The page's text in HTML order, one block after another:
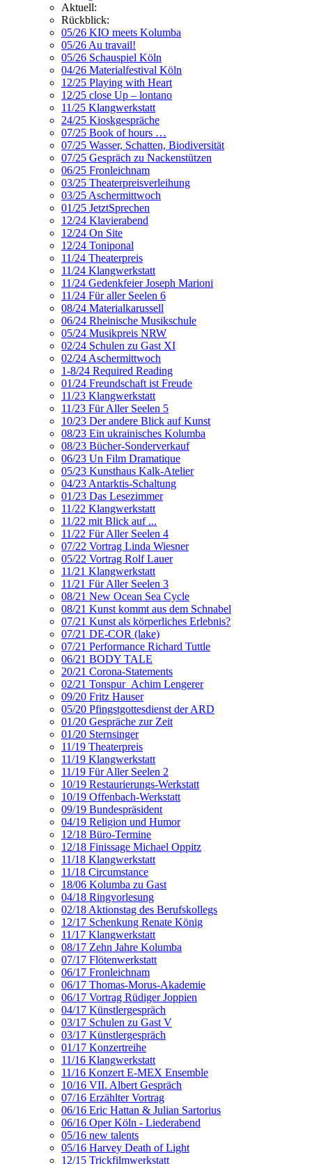
Aktuell:
Rückblick:
05/26 KIO meets Kolumba
05/26 Au travail!
05/26 Schauspiel Köln
04/26 Materialfestival Köln
12/25 Playing with Heart
12/25 close Up – lontano
11/25 Klangwerkstatt
24/25 Kioskgespräche
07/25 Book of hours …
07/25 Wasser, Schatten, Biodiversität
07/25 Gespräch zu Nackenstützen
06/25 Fronleichnam
03/25 Theaterpreisverleihung
03/25 Aschermittwoch
01/25 JetztSprechen
12/24 Klavierabend
12/24 On Site
12/24 Toniponal
11/24 Theaterpreis
11/24 Klangwerkstatt
11/24 Gedenkfeier Joseph Marioni
11/24 Für aller Seelen 6
08/24 Materialkarussell
06/24 Rheinische Musikschule
05/24 Musikpreis NRW
02/24 Schulen zu Gast XI
02/24 Aschermittwoch
1-8/24 Required Reading
01/24 Freundschaft ist Freude
11/23 Klangwerkstatt
11/23 Für Aller Seelen 5
10/23 Der andere Blick auf Kunst
08/23 Ein ukrainisches Kolumba
08/23 Bücher-Sonderverkauf
06/23 Un Film Dramatique
05/23 Kunsthaus Kalk-Atelier
04/23 Antarktis-Schaltung
01/23 Das Lesezimmer
11/22 Klangwerkstatt
11/22 mit Blick auf ...
11/22 Für Aller Seelen 4
07/22 Vortrag Linda Wiesner
05/22 Vortrag Rolf Lauer
11/21 Klangwerkstatt
11/21 Für Aller Seelen 3
08/21 New Ocean Sea Cycle
08/21 Kunst kommt aus dem Schnabel
07/21 Kunst als körperliches Erlebnis?
07/21 DE-COR (lake)
07/21 Performance Richard Tuttle
06/21 BODY TALE
20/21 Corona-Statements
02/21 Tonspur_Achim Lengerer
09/20 Fritz Hauser
05/20 Pfingstgottesdienst der ARD
01/20 Gespräche zur Zeit
01/20 Sternsinger
11/19 Theaterpreis
11/19 Klangwerkstatt
11/19 Für Aller Seelen 2
10/19 Restaurierungs-Werkstatt
10/19 Offenbach-Werkstatt
09/19 Bundespräsident
04/19 Religion und Humor
12/18 Büro-Termine
12/18 Finissage Michael Oppitz
11/18 Klangwerkstatt
11/18 Circumstance
18/06 Kolumba zu Gast
04/18 Ringvorlesung
02/18 Aktionstag des Berufskollegs
12/17 Schenkung Renate König
11/17 Klangwerkstatt
08/17 Zehn Jahre Kolumba
07/17 Flötenwerkstatt
06/17 Fronleichnam
06/17 Thomas-Morus-Akademie
06/17 Vortrag Rüdiger Joppien
04/17 Künstlergespräch
03/17 Schulen zu Gast V
03/17 Künstlergespräch
01/17 Konzertreihe
11/16 Klangwerkstatt
11/16 Konzert E-MEX Ensemble
10/16 VII. Albert Gespräch
07/16 Erzählter Vortrag
06/16 Eric Hattan & Julian Sartorius
06/16 Oper Köln - Liederabend
05/16 new talents
05/16 Harvey Death of Light
12/15 Trickfilmwerkstatt